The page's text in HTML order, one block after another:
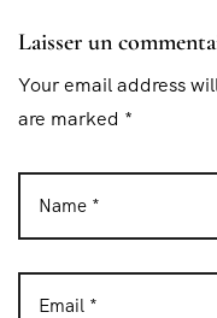
Laisser un
Your email address
are marked *